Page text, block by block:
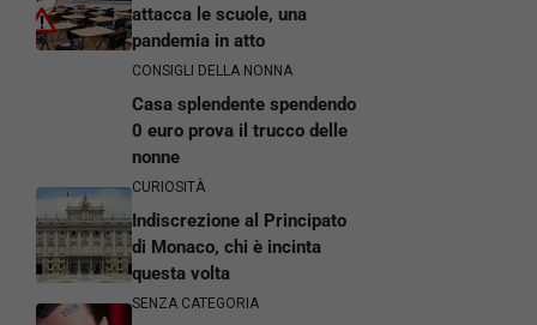
attacca le scuole, una
pandemia in atto
CONSIGLI DELLA NONNA
Casa splendente spendendo
0 euro prova il trucco delle
nonne
CURIOSITÀ
Indiscrezione al Principato
di Monaco, chi è incinta
questa volta
SENZA CATEGORIA